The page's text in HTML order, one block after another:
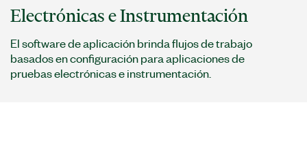
Electrónicas e Instrumentación
El software de aplicación brinda flujos de trabajo
basados en configuración para aplicaciones de
pruebas electrónicas e instrumentación.